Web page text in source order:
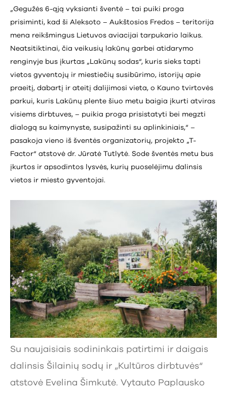
„Gegužės 6-ąją vyksianti šventė – tai puiki proga
prisiminti, kad ši Aleksoto – Aukštosios Fredos – teritorija
mena reikšmingus Lietuvos aviacijai tarpukario laikus.
Neatsitiktinai, čia veikusių lakūnų garbei atidarymo
renginyje bus įkurtas „Lakūnų sodas“, kuris sieks tapti
vietos gyventojų ir miestiečių susibūrimo, istorijų apie
praeitį, dabartį ir ateitį dalijimosi vieta, o Kauno tvirtovės
parkui, kuris Lakūnų plente šiuo metu baigia įkurti atviras
visiems dirbtuves, – puikia proga prisistatyti bei megzti
dialogą su kaimynyste, susipažinti su aplinkiniais,“ –
pasakoja vieno iš šventės organizatorių, projekto „T-
Factor“ atstovė dr. Jūratė Tutlytė. Sode šventės metu bus
įkurtos ir apsodintos lysvės, kurių puoselėjimu dalinsis
vietos ir miesto gyventojai.
Su naujaisiais sodininkais patirtimi ir daigais
dalinsis Šilainių sodų ir „Kultūros dirbtuvės“
atstovė Evelina Šimkutė. Vytauto Paplausko